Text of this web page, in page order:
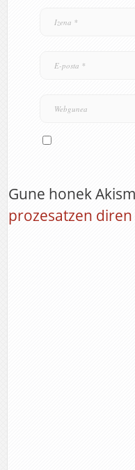
Gune honek
prozesatzen